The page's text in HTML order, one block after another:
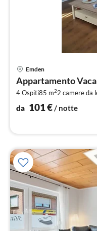
Emden
Appartamento
4 Ospiti85 m22 camere da
da 101€/ notte